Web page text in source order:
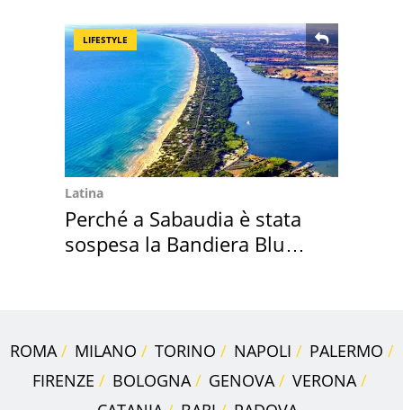
LIFESTYLE
Latina
Perché a Sabaudia è stata
sospesa la Bandiera Blu
ROMA MILANO TORINO NAPOLI
PALERMO
FIRENZE
BOLOGNA GENOVA
VERONA